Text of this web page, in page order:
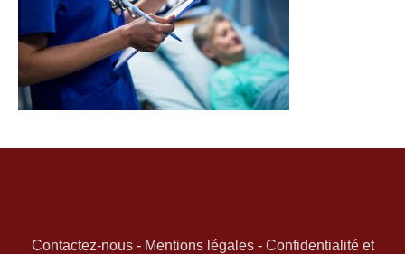
Contactez-nous- Mentions légales- Confidentialité et